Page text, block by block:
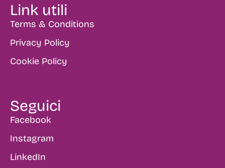
Link utili
Terms & Conditions
Privacy Policy
Cookie Policy
Seguici
Facebook
Instagram
LinkedIn